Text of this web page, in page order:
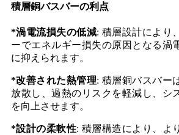
積層銅バスバーの利点
*渦電流損失の低減: 積層設計により
ーでエネルギー損失の原因となる渦
に抑えられます。
*改善された熱管理: 積層銅バスバー
放散し、過熱のリスクを軽減し、シ
を向上させます。
*設計の柔軟性: 積層構造により、よ